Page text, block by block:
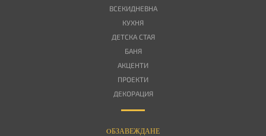
ВСЕКИДНЕВНА
КУХНЯ
ДЕТСКА СТАЯ
БАНЯ
АКЦЕНТИ
ПРОЕКТИ
ДЕКОРАЦИЯ
OБЗАВЕЖДАНЕ